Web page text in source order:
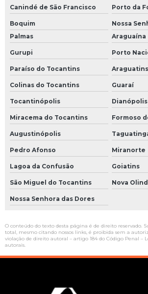
Canindé de São Francisco Porto da
Boquim
Nossa
Palmas
Araguaína
Gurupi Porto
Paraíso do Tocantins Araguatins
Colinas do Tocantins Guaraí
Tocantinópolis Dianópolis
Miracema do Tocantins Formoso
Augustinópolis
Pedro Afonso Miranorte
Lagoa da Confusão Goiatins
São Miguel do Tocantins Nova
Nossa Senhora das Dores
O conteúdo do texto desta página é de direito reservado.
total, mesmo citando nossos links, é proibida sem a
violação de direito autoral – artigo 184 do Código Penal –
autorais